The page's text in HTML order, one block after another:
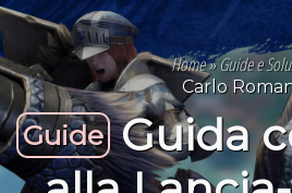
Home»Guide e
Carlo
Guide Guida